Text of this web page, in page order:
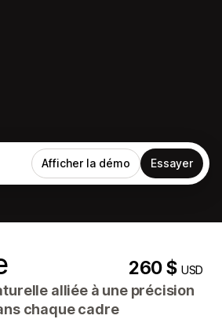
Afficher la démo Essayer
260 $USD
alliée à une précision
chaque cadre